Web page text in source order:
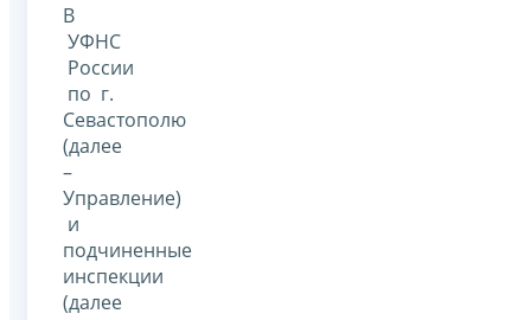
В
УФНС
России
по г.
Севастополю
(далее
–
Управление)
и
подчиненные
инспекции
(далее